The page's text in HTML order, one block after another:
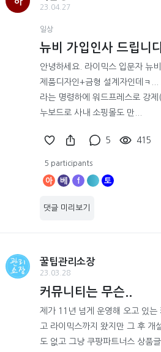
23.04.27
일상
뉴비 가입인사 드립니
안녕하세요. 라이믹스 입문자 뉴
제품디자인+금형 설계자인데ㅋ
라는 명령하에 워드프레스로 강
누보드로 사내 소핑몰도 만...
5 415
5 participants
아 베 f 토
댓글 미리보기
꿀팁관리소장
23.03.28
커뮤니티는 무슨..
제가 11년 넘게 운영해 오고 있는
고 라이믹스까지 왔지만 그 후 개
도 없고 그냥 쿠팡파트너스 상품